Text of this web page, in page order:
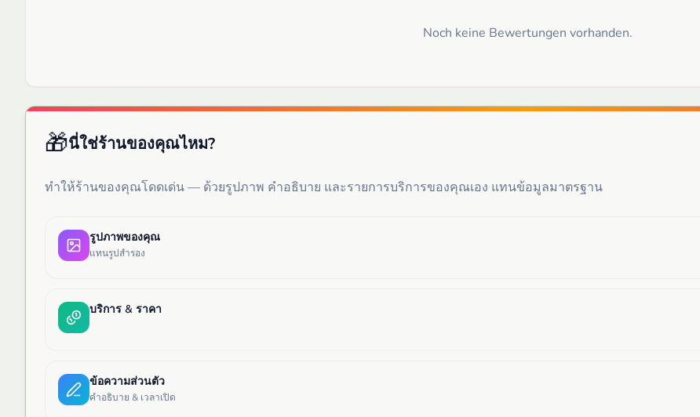
Noch keine Bewertungen vorhanden.
🎁นี่ใช่ร้านของคุณไหม?
ทำให้ร้านของคุณโดดเด่น — ด้วยรูปภาพ คำอธิบาย และรายการบริการของคุณเอง แทนข้อมูลมาตรฐาน
รูปภาพของคุณ
แทนรูปสำรอง
บริการ & ราคา
ข้อความส่วนตัว
คำอธิบาย & เวลาเปิด